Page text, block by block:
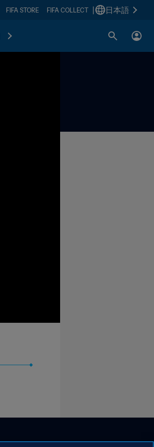
FIFA STORE FIFA COLLECT 日本語